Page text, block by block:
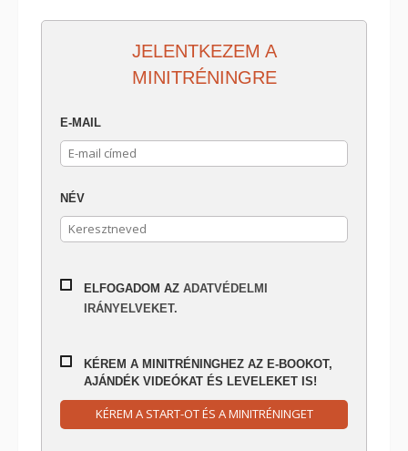
JELENTKEZEM A
MINITRÉNINGRE
E-MAIL
NÉV
ELFOGADOM AZ ADATVÉDELMI
IRÁNYELVEKET.
KÉREM A MINITRÉNINGHEZ AZ E-BOOKOT,
AJÁNDÉK VIDEÓKAT ÉS LEVELEKET IS!
KÉREM A START-OT ÉS A MINITRÉNINGET